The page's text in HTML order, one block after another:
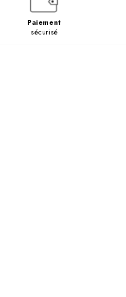
Paiement
sécurisé